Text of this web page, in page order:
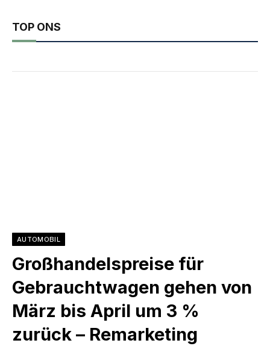
TOP ONS
AUTOMOBIL
Großhandelspreise für
Gebrauchtwagen gehen von
März bis April um 3 %
zurück – Remarketing